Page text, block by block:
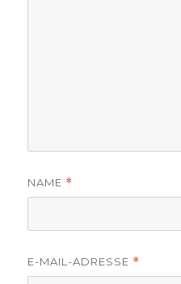
NAME *
E-MAIL-ADRESSE *